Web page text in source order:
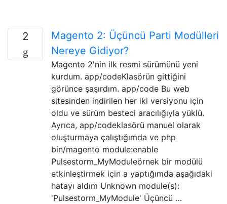
2
Magento 2: Üçüncü Parti Modülleri
Nereye Gidiyor?
Magento 2'nin ilk resmi sürümünü yeni
kurdum. app/codeKlasörün gittiğini
görünce şaşırdım. app/code Bu web
sitesinden indirilen her iki versiyonu için
oldu ve sürüm besteci aracılığıyla yüklü.
Ayrıca, app/codeklasörü manuel olarak
oluşturmaya çalıştığımda ve php
bin/magento module:enable
Pulsestorm_MyModuleörnek bir modülü
etkinleştirmek için a yaptığımda aşağıdaki
hatayı aldım Unknown module(s):
'Pulsestorm_MyModule' Üçüncü …